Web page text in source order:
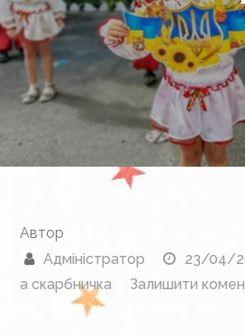
Автор
Адміністратор
23/04/
а скарбничка
Залишити